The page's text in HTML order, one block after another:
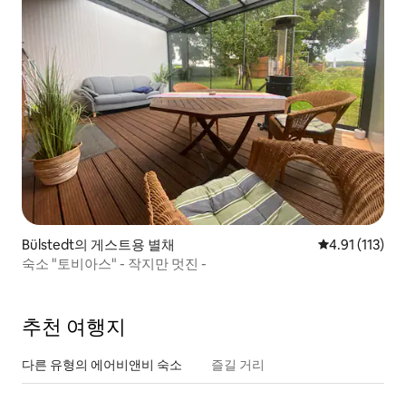
Bülstedt의 게스트용 별채 평점 4.91점(5
4.91 (113)
숙소 "토비아스" - 작지만 멋진 -
추천 여행지
다른 유형의 에어비앤비 숙소 즐길 거리